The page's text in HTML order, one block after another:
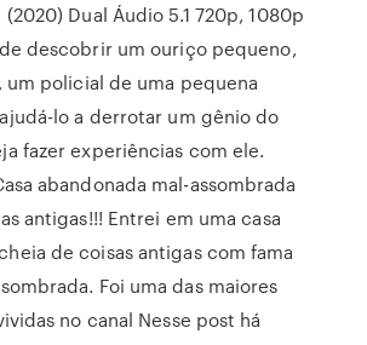
Dual Áudio 5.1 720p, 1080p
descobrir um ouriço pequeno,
um policial de uma pequena
lo a derrotar um gênio do
fazer experiências com ele.
abandonada mal-assombrada
antigas!!! Entrei em uma casa
de coisas antigas com fama
Foi uma das maiores
no canal Nesse post há